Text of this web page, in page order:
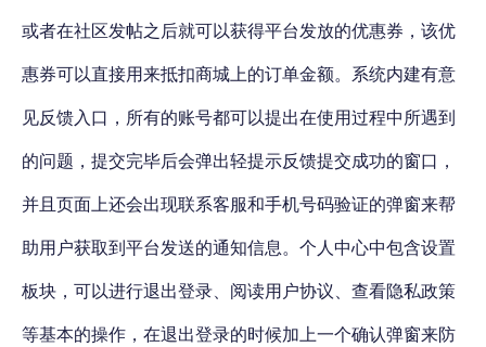
或者在社区发帖之后就可以获得平台发放的优惠券，该优
惠券可以直接用来抵扣商城上的订单金额。系统内建有意
见反馈入口，所有的账号都可以提出在使用过程中所遇到
的问题，提交完毕后会弹出轻提示反馈提交成功的窗口，
并且页面上还会出现联系客服和手机号码验证的弹窗来帮
助用户获取到平台发送的通知信息。个人中心中包含设置
板块，可以进行退出登录、阅读用户协议、查看隐私政策
等基本的操作，在退出登录的时候加上一个确认弹窗来防